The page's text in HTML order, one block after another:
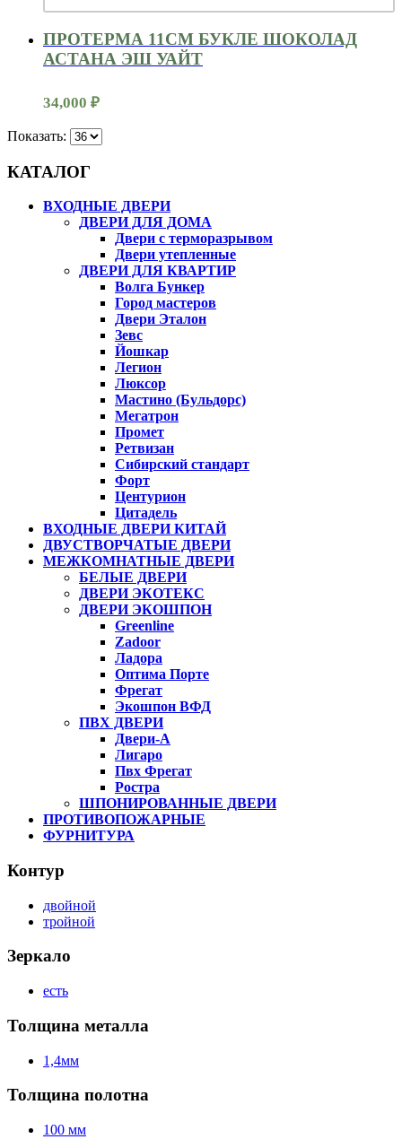
ПРОТЕРМА 11СМ БУКЛЕ ШОКОЛАД
АСТАНА ЭШ УАЙТ
34,000 ₽
Показать:
КАТАЛОГ
ВХОДНЫЕ ДВЕРИ
ДВЕРИ ДЛЯ ДОМА
Двери с терморазрывом
Двери утепленные
ДВЕРИ ДЛЯ КВАРТИР
Волга Бункер
Город мастеров
Двери Эталон
Зевс
Йошкар
Легион
Люксор
Мастино (Бульдорс)
Мегатрон
Промет
Ретвизан
Сибирский стандарт
Форт
Центурион
Цитадель
ВХОДНЫЕ ДВЕРИ КИТАЙ
ДВУСТВОРЧАТЫЕ ДВЕРИ
МЕЖКОМНАТНЫЕ ДВЕРИ
БЕЛЫЕ ДВЕРИ
ДВЕРИ ЭКОТЕКС
ДВЕРИ ЭКОШПОН
Greenline
Zadoor
Ладора
Оптима Порте
Фрегат
Экошпон ВФД
ПВХ ДВЕРИ
Двери-А
Лигаро
Пвх Фрегат
Ростра
ШПОНИРОВАННЫЕ ДВЕРИ
ПРОТИВОПОЖАРНЫЕ
ФУРНИТУРА
Контур
двойной
тройной
Зеркало
есть
Толщина металла
1,4мм
Толщина полотна
100 мм